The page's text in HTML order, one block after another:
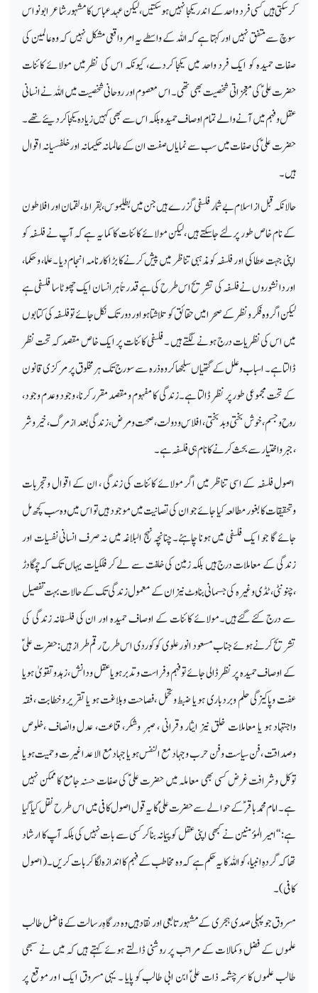
کرسکتی ہیں کسی فرد واحد کے ا ندر یکجا نہیں ہوسکتیں ،لیکن عہد عباس کا مشہور شاعر ابونو اس
سوچ سے متفق نہیں اور کہتا ہے کہ اللہ کے واسطے یہ امر واقعی مشکل نہیں کہ وہ عالمین کی
صفات حمیدہ کو ایک فرد واحد میں یکجا کردے، کیونکہ اس کی نظرمیں مولائے کائنات
حضرت علیؑ کی معجزاتی شخصیت بھی تھی ۔ اس معصوم اور روحانی شخصیت میں اللہ نے انسانی
عقل وفہم میں آنے والے تمام اوصاف حمیدہ بلکہ اس سے بھی کہیں زیادہ یکجا کردیئے تھے۔
حضرت علیؑ کی صفات میں سب سے نمایاں صفت ان کے عالمانہ حکیمانہ اور خلفسیانہ اقوال
ہیں۔
حالانکہ قبل از اسلام بے شمار فلسفی گزرے ہیں جن میں بطلیموس، بقراط، لقمان اور افلاطون
کے نام خاص طور پر لئے جاسکتے ہیں ،لیکن مولائے کائنات کا کما یہ ہے کہ آپ نے فلسفہ کو
اپنی جہت عطا کی اور فلسفہ کو مذہبی تناظر میں پیش کرنے کا بڑا کارنامہ انجام دیا ۔علما، وحکما،
اور دانشوروں نے فلسفہ کی تشریح اس طرح کی ہے قدرتاً ہر انسان ایک چھوٹا سا فلسفی ہے
لیکن اگر وہ فکر ونظر کے صحرا میں حقائق کو تلاشتا ہو اور دور تک نکل جائے تو فلسفہ کی کتابوں
میں اس کی نظریات درج ہونے لگتے ہیں ۔ فلسفی کائنات پر ایک خاص مقصد کہ تحت نظر
ڈالتا ہے۔ اسباب وعلل کے گتھیاں سلجھاکر وہ ذرہ سے سورج تک ہر مخلوق پر مرکزی قانون
کے تحت مجموعی طورپر نظر ڈالتا ہے۔زندگی کا مفہوم ومقصد مقرر کرنا، وجود وعدم وجود،
روح وجسم ، خوش بختی وبدبختی ،افلاس ودولت ،صحت ومرض ،زندگی بعد از مرگ ،خیر وشر
،جبر واختیار سے بحث کرنے کا نام ہی فلسفہ ہے۔
اصول فلسفہ کے اسی تناظر میں اگر مولائے کائنات کی زندگی ، ان کے اقوال وتجربات
وتحقیقات کا بغور مطالعہ کیا جائے جو ان کی تصانیت میں موجود ہیں تو اس میں وہ سب کچھ مل
جائے گا جو ا یک فلسفی میں ہونا چاہئے۔چنانچہ نہج البلاغہ میں نہ صرف انسانی نفسیات اور
زندگی کے معاملات درج ہیں بلکہ زمین کی خلفت سے لے کر فلکیات یہاں تک کہ چمگادڑ
،چنونٹی، ٹڈی وغیرہ کی جسمانی بناوٹ نیزان کے معمول زندگی تک کے حالات بہت تفصیل
سے درج کئے گئے ہیں۔مولائے کائنات کے اوصاف حمیدہ اور ان کی فلسفانہ زندگی کی
تشریح کرنے ہوئے جناب مسعود انور علوی کو کوردی اس طرح رقم طراز ہیں: حضرت علیؑ
کے اوصاف حمیدہ پر نظر ڈالی جائے تو فہم وفراست وتدبرہویا عقل ودانش ،زہد وتقویٰ ہویا
عفت وپاکیزگی حلم وبردباری ہو یا ضبط وتحمل ،فصاحت وبلاغت ہو یا تقریر وخطابت ،فقہ
واجتہاد ہو یا معاملات خلق نیز ایثار وقرانی ، صبر وشکر، قناعت، عدل وانصاف ،خلوص
وصداقت ،فن سیاست وفن حرب و جہاد مع النفس ہو یا جہاد مع الا عداغیرت وحمیت ہو یا
توکل وشرافت غرض کسی بھی معاملہ میں حضرت علیؑ کی صفات حسنہ جامع کا ممکن نہیں
ہے۔ امام محمد باقر ؑ کے حوالے سے حضرت علیؑ کا یہ قو ل اصول کافی میں اس طرح نقل کیا گیا
ہے: ‘‘امیر المؤمنین نے کبھی اپنی عقل کو پیمانہ بنا کر کسی سے بات نہیں کی بلکہ آپ کا ارشاد
تھا کہ گردہِ انبیا، کو اللہ کا یہ حکم ہے کہ وہ مخاطب کے فہم کا اندازہ لگا کر بات کریں۔ (اصول
کافی)۔
مسروق جو پہلی صدی ہجری کے مشہور تابعی اور نقاد ہیں وہ درگاہِ رسالت کے فاضل طالب
علموں کے فضل وکمالات کے مراتب پر روشنی ڈالتے ہوئے کہتے ہیں کہ میں نے سبھی
طالب علموں کا سرچشمہ ذات علیؑ ابن ابی طالب کو پایا ۔ یہی مسروق ایک ا ور موقع پر